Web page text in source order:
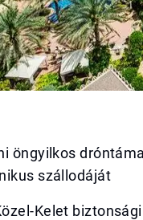
öngyilkos
szállodáját
Kelet